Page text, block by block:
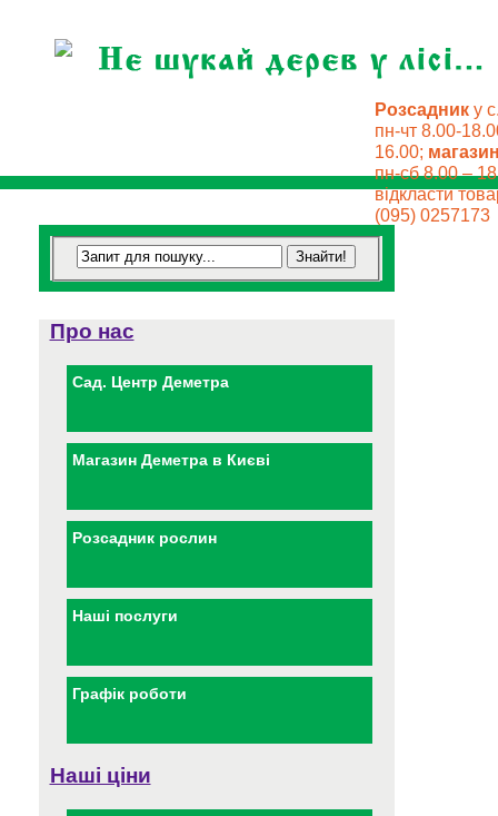
Розсадник у
пн-чт 8.00-
16.00;
пн-сб 8.00 –
відкласти
(095) 0257173
Про нас
Сад. Центр Деметра
Магазин Деметра в Києві
Розсадник рослин
Наші послуги
Графік роботи
Наші ціни